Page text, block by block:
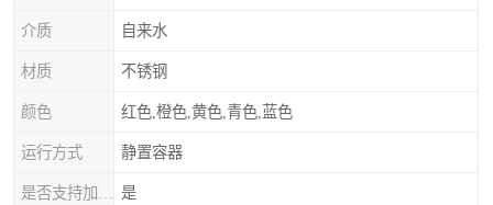
介质 自来水
材质 不锈钢
颜色 红色,橙色,黄色,青色,蓝色
运行方式 静置容器
是